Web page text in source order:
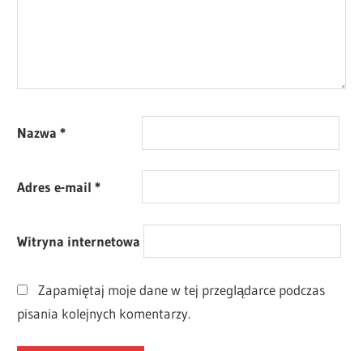
Nazwa*
Adres e-mail*
Witryna internetowa
Zapamiętaj moje dane w tej przeglądarce podczas
pisania kolejnych komentarzy.